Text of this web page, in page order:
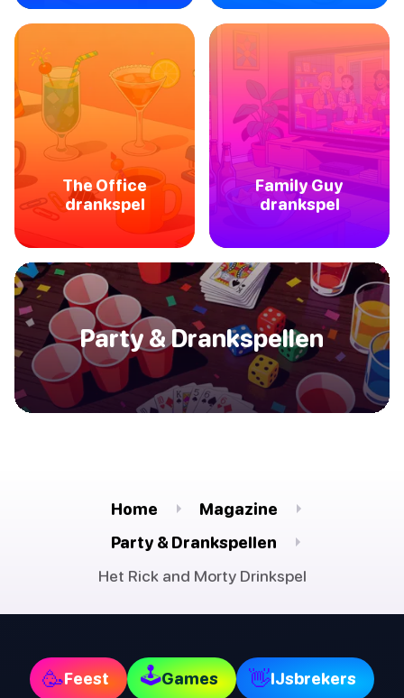
The Office
drankspel
Family Guy
drankspel
Party & Drankspellen
Home
Magazine
Party & Drankspellen
Het Rick and Morty Drinkspel
🥳Feest 🕹Games 👋IJsbrekers